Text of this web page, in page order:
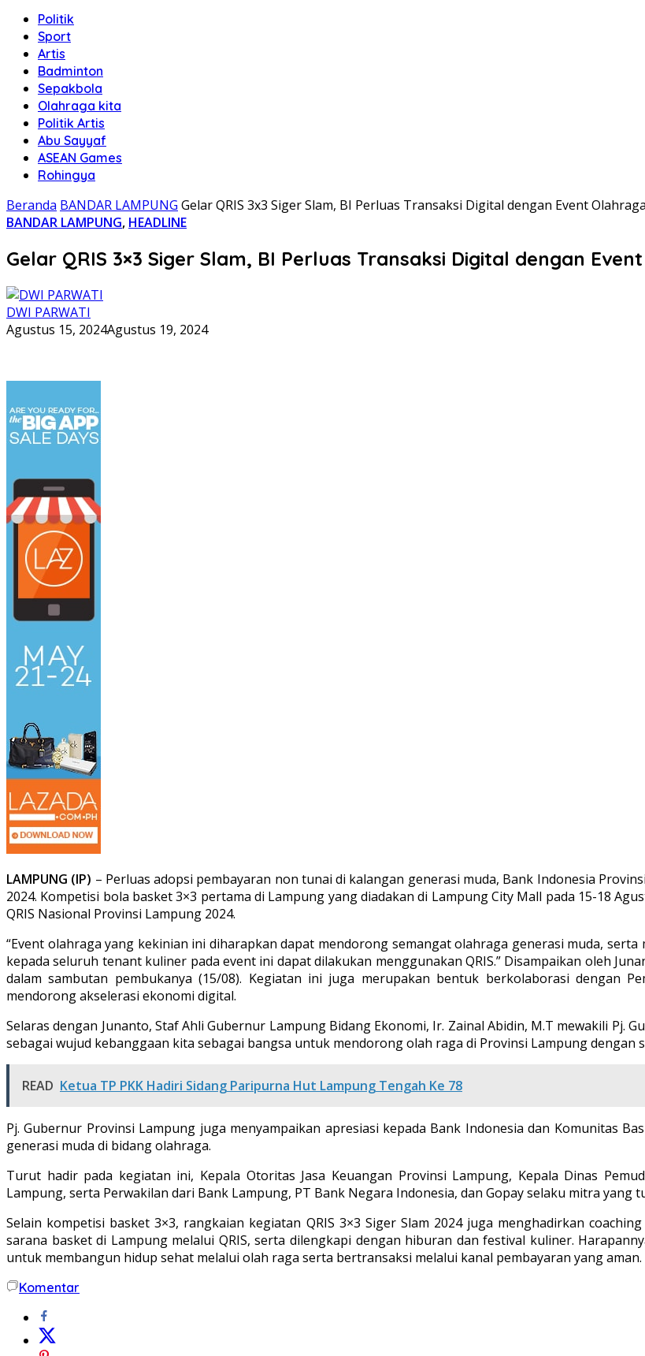
Politik
Sport
Artis
Badminton
Sepakbola
Olahraga kita
Politik Artis
Abu Sayyaf
ASEAN Games
Rohingya
Beranda BANDAR LAMPUNG Gelar QRIS 3x3 Siger Slam, BI Perluas Transaksi Digital dengan Event
BANDAR LAMPUNG, HEADLINE
Gelar QRIS 3×3 Siger Slam, BI Perluas Transaksi Digital dengan
DWI PARWATI
Agustus 15, 2024Agustus 19, 2024
LAMPUNG (IP) – Perluas adopsi pembayaran non tunai di kalangan generasi muda, Bank Indonesia
2024. Kompetisi bola basket 3×3 pertama di Lampung yang diadakan di Lampung City Mall pada 15-18
QRIS Nasional Provinsi Lampung 2024.
“Event olahraga yang kekinian ini diharapkan dapat mendorong semangat olahraga generasi muda,
kepada seluruh tenant kuliner pada event ini dapat dilakukan menggunakan QRIS.” Disampaikan oleh
dalam sambutan pembukanya (15/08). Kegiatan ini juga merupakan bentuk berkolaborasi dengan
mendorong akselerasi ekonomi digital.
Selaras dengan Junanto, Staf Ahli Gubernur Lampung Bidang Ekonomi, Ir. Zainal Abidin, M.T mewakili Pj.
sebagai wujud kebanggaan kita sebagai bangsa untuk mendorong olah raga di Provinsi Lampung dengan
READ Ketua TP PKK Hadiri Sidang Paripurna Hut Lampung Tengah Ke 78
Pj. Gubernur Provinsi Lampung juga menyampaikan apresiasi kepada Bank Indonesia dan Komunitas
generasi muda di bidang olahraga.
Turut hadir pada kegiatan ini, Kepala Otoritas Jasa Keuangan Provinsi Lampung, Kepala Dinas
Lampung, serta Perwakilan dari Bank Lampung, PT Bank Negara Indonesia, dan Gopay selaku mitra
Selain kompetisi basket 3×3, rangkaian kegiatan QRIS 3×3 Siger Slam 2024 juga menghadirkan
sarana basket di Lampung melalui QRIS, serta dilengkapi dengan hiburan dan festival kuliner.
untuk membangun hidup sehat melalui olah raga serta bertransaksi melalui kanal pembayaran yang aman.
Komentar